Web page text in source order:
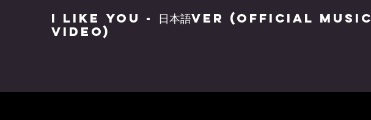
I Like You - 日本語ver (Official Music
Video)